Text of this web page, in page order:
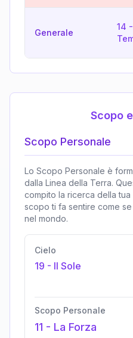
Generale
14 -
Scopo
Scopo Personale
Lo Scopo Personale è
dalla Linea della Terra.
compito la ricerca della
scopo ti fa sentire come
nel mondo.
Cielo
19 - Il Sole
Scopo Personale
11 - La Forza